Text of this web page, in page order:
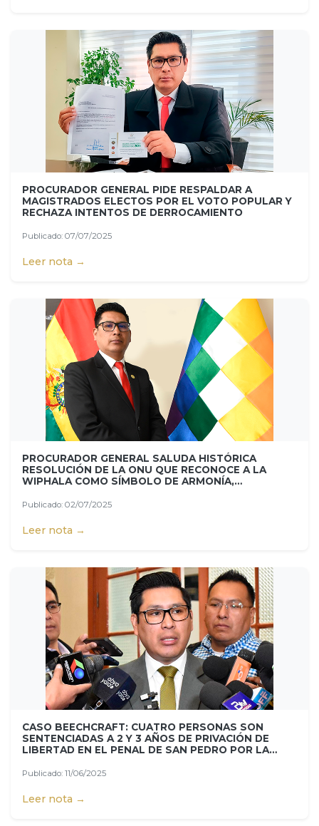
PROCURADOR GENERAL PIDE RESPALDAR A
MAGISTRADOS ELECTOS POR EL VOTO POPULAR Y
RECHAZA INTENTOS DE DERROCAMIENTO
Publicado: 07/07/2025
Leer nota →
PROCURADOR GENERAL SALUDA HISTÓRICA
RESOLUCIÓN DE LA ONU QUE RECONOCE A LA
WIPHALA COMO SÍMBOLO DE ARMONÍA,
MADRE TIERRA
Publicado: 02/07/2025
Leer nota →
CASO BEECHCRAFT: CUATRO PERSONAS SON
SENTENCIADAS A 2 Y 3 AÑOS DE PRIVACIÓN DE
LIBERTAD EN EL PENAL DE SAN PEDRO POR LA
FUSILES Y VITUALLAS
Publicado: 11/06/2025
Leer nota →